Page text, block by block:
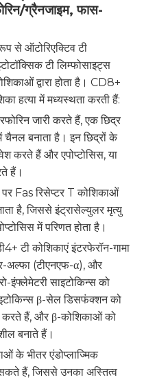
ग्रैनजाइम, फास-
से ऑटोरिएक्टिव टी
टी लिम्फोसाइट्स
द्वारा होता है। CD8+
हत्या में मध्यस्थता करती हैं:
जारी करते हैं, एक छिद्र
चैनल बनाता है। इन छिद्रों के
करते हैं और एपोप्टोसिस, या
हैं।
Fas रिसेप्टर T कोशिकाओं
है, जिससे इंट्रासेल्युलर मृत्यु
में परिणत होता है।
टी कोशिकाएं इंटरफेरॉन-गामा
अल्फा (टीएनएफ-α), और
इंफ्लेमेटरी साइटोकिन्स को
β-सेल डिसफंक्शन को
करते हैं, और β-कोशिकाओं को
बनाते हैं।
के भीतर एंडोप्लाज्मिक
हैं, जिससे उनका अस्तित्व